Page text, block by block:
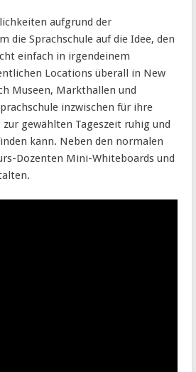
aufgrund der
die Sprachschule auf die Idee, den
einfach in irgendeinem
Locations überall in New
Museen, Markthallen und
inzwischen für ihre
gewählten Tageszeit ruhig und
kann. Neben den normalen
Dozenten Mini-Whiteboards und